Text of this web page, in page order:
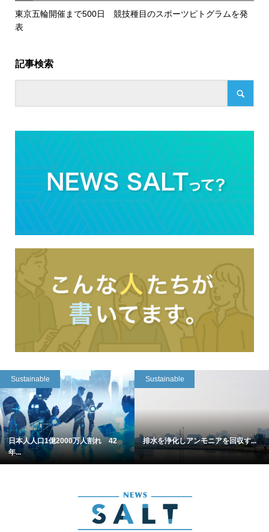
東京五輪開催まで500日 競技種目のスポーツピトグラムを発
表
記事検索
Sustainable
日本人人口1億2000万人割れ 42
年...
Sustainable
排水を浄化しアンモニアを回収す...